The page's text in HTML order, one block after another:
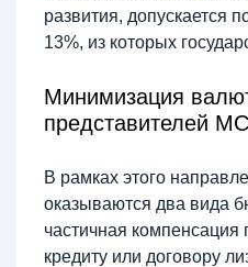
развития, допускается
13%, из которых
Минимизация
представителей
В рамках этого
оказываются два вида
частичная компенсация
кредиту или договору